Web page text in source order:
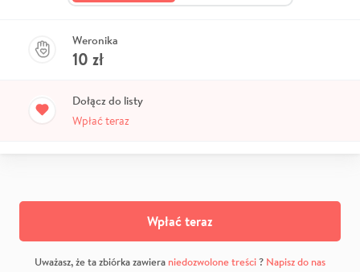
Weronika
10 zł
Dołącz do listy
Wpłać teraz
Wpłać teraz
Uważasz, że ta zbiórka zawiera niedozwolone treści? Napisz do nas